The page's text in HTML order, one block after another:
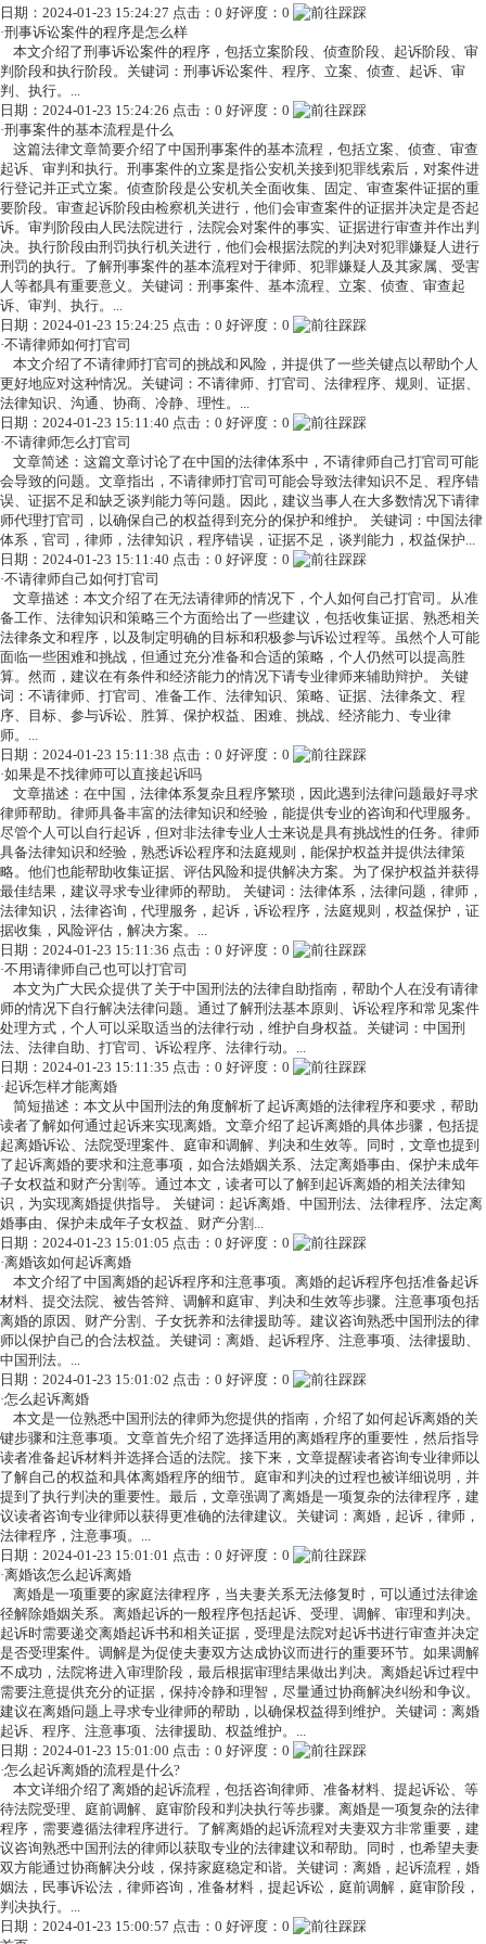
日期：2024-01-23 15:24:27 点击：0 好评度：0
·刑事诉讼案件的程序是怎么样
本文介绍了刑事诉讼案件的程序，包括立案阶段、侦查阶段、起诉阶段、审
判阶段和执行阶段。关键词：刑事诉讼案件、程序、立案、侦查、起诉、审
判、执行。...
日期：2024-01-23 15:24:26 点击：0 好评度：0
·刑事案件的基本流程是什么
这篇法律文章简要介绍了中国刑事案件的基本流程，包括立案、侦查、审查
起诉、审判和执行。刑事案件的立案是指公安机关接到犯罪线索后，对案件进
行登记并正式立案。侦查阶段是公安机关全面收集、固定、审查案件证据的重
要阶段。审查起诉阶段由检察机关进行，他们会审查案件的证据并决定是否起
诉。审判阶段由人民法院进行，法院会对案件的事实、证据进行审查并作出判
决。执行阶段由刑罚执行机关进行，他们会根据法院的判决对犯罪嫌疑人进行
刑罚的执行。了解刑事案件的基本流程对于律师、犯罪嫌疑人及其家属、受害
人等都具有重要意义。关键词：刑事案件、基本流程、立案、侦查、审查起
诉、审判、执行。...
日期：2024-01-23 15:24:25 点击：0 好评度：0
·不请律师如何打官司
本文介绍了不请律师打官司的挑战和风险，并提供了一些关键点以帮助个人
更好地应对这种情况。关键词：不请律师、打官司、法律程序、规则、证据、
法律知识、沟通、协商、冷静、理性。...
日期：2024-01-23 15:11:40 点击：0 好评度：0
·不请律师怎么打官司
文章简述：这篇文章讨论了在中国的法律体系中，不请律师自己打官司可能
会导致的问题。文章指出，不请律师打官司可能会导致法律知识不足、程序错
误、证据不足和缺乏谈判能力等问题。因此，建议当事人在大多数情况下请律
师代理打官司，以确保自己的权益得到充分的保护和维护。 关键词：中国法律
体系，官司，律师，法律知识，程序错误，证据不足，谈判能力，权益保护...
日期：2024-01-23 15:11:40 点击：0 好评度：0
·不请律师自己如何打官司
文章描述：本文介绍了在无法请律师的情况下，个人如何自己打官司。从准
备工作、法律知识和策略三个方面给出了一些建议，包括收集证据、熟悉相关
法律条文和程序，以及制定明确的目标和积极参与诉讼过程等。虽然个人可能
面临一些困难和挑战，但通过充分准备和合适的策略，个人仍然可以提高胜
算。然而，建议在有条件和经济能力的情况下请专业律师来辅助辩护。 关键
词：不请律师、打官司、准备工作、法律知识、策略、证据、法律条文、程
序、目标、参与诉讼、胜算、保护权益、困难、挑战、经济能力、专业律
师。...
日期：2024-01-23 15:11:38 点击：0 好评度：0
·如果是不找律师可以直接起诉吗
文章描述：在中国，法律体系复杂且程序繁琐，因此遇到法律问题最好寻求
律师帮助。律师具备丰富的法律知识和经验，能提供专业的咨询和代理服务。
尽管个人可以自行起诉，但对非法律专业人士来说是具有挑战性的任务。律师
具备法律知识和经验，熟悉诉讼程序和法庭规则，能保护权益并提供法律策
略。他们也能帮助收集证据、评估风险和提供解决方案。为了保护权益并获得
最佳结果，建议寻求专业律师的帮助。 关键词：法律体系，法律问题，律师，
法律知识，法律咨询，代理服务，起诉，诉讼程序，法庭规则，权益保护，证
据收集，风险评估，解决方案。...
日期：2024-01-23 15:11:36 点击：0 好评度：0
·不用请律师自己也可以打官司
本文为广大民众提供了关于中国刑法的法律自助指南，帮助个人在没有请律
师的情况下自行解决法律问题。通过了解刑法基本原则、诉讼程序和常见案件
处理方式，个人可以采取适当的法律行动，维护自身权益。关键词：中国刑
法、法律自助、打官司、诉讼程序、法律行动。...
日期：2024-01-23 15:11:35 点击：0 好评度：0
·起诉怎样才能离婚
简短描述：本文从中国刑法的角度解析了起诉离婚的法律程序和要求，帮助
读者了解如何通过起诉来实现离婚。文章介绍了起诉离婚的具体步骤，包括提
起离婚诉讼、法院受理案件、庭审和调解、判决和生效等。同时，文章也提到
了起诉离婚的要求和注意事项，如合法婚姻关系、法定离婚事由、保护未成年
子女权益和财产分割等。通过本文，读者可以了解到起诉离婚的相关法律知
识，为实现离婚提供指导。 关键词：起诉离婚、中国刑法、法律程序、法定离
婚事由、保护未成年子女权益、财产分割...
日期：2024-01-23 15:01:05 点击：0 好评度：0
·离婚该如何起诉离婚
本文介绍了中国离婚的起诉程序和注意事项。离婚的起诉程序包括准备起诉
材料、提交法院、被告答辩、调解和庭审、判决和生效等步骤。注意事项包括
离婚的原因、财产分割、子女抚养和法律援助等。建议咨询熟悉中国刑法的律
师以保护自己的合法权益。关键词：离婚、起诉程序、注意事项、法律援助、
中国刑法。...
日期：2024-01-23 15:01:02 点击：0 好评度：0
·怎么起诉离婚
本文是一位熟悉中国刑法的律师为您提供的指南，介绍了如何起诉离婚的关
键步骤和注意事项。文章首先介绍了选择适用的离婚程序的重要性，然后指导
读者准备起诉材料并选择合适的法院。接下来，文章提醒读者咨询专业律师以
了解自己的权益和具体离婚程序的细节。庭审和判决的过程也被详细说明，并
提到了执行判决的重要性。最后，文章强调了离婚是一项复杂的法律程序，建
议读者咨询专业律师以获得更准确的法律建议。关键词：离婚，起诉，律师，
法律程序，注意事项。...
日期：2024-01-23 15:01:01 点击：0 好评度：0
·离婚该怎么起诉离婚
离婚是一项重要的家庭法律程序，当夫妻关系无法修复时，可以通过法律途
径解除婚姻关系。离婚起诉的一般程序包括起诉、受理、调解、审理和判决。
起诉时需要递交离婚起诉书和相关证据，受理是法院对起诉书进行审查并决定
是否受理案件。调解是为促使夫妻双方达成协议而进行的重要环节。如果调解
不成功，法院将进入审理阶段，最后根据审理结果做出判决。离婚起诉过程中
需要注意提供充分的证据，保持冷静和理智，尽量通过协商解决纠纷和争议。
建议在离婚问题上寻求专业律师的帮助，以确保权益得到维护。关键词：离婚
起诉、程序、注意事项、法律援助、权益维护。...
日期：2024-01-23 15:01:00 点击：0 好评度：0
·怎么起诉离婚的流程是什么?
本文详细介绍了离婚的起诉流程，包括咨询律师、准备材料、提起诉讼、等
待法院受理、庭前调解、庭审阶段和判决执行等步骤。离婚是一项复杂的法律
程序，需要遵循法律程序进行。了解离婚的起诉流程对夫妻双方非常重要，建
议咨询熟悉中国刑法的律师以获取专业的法律建议和帮助。同时，也希望夫妻
双方能通过协商解决分歧，保持家庭稳定和谐。关键词：离婚，起诉流程，婚
姻法，民事诉讼法，律师咨询，准备材料，提起诉讼，庭前调解，庭审阶段，
判决执行。...
日期：2024-01-23 15:00:57 点击：0 好评度：0